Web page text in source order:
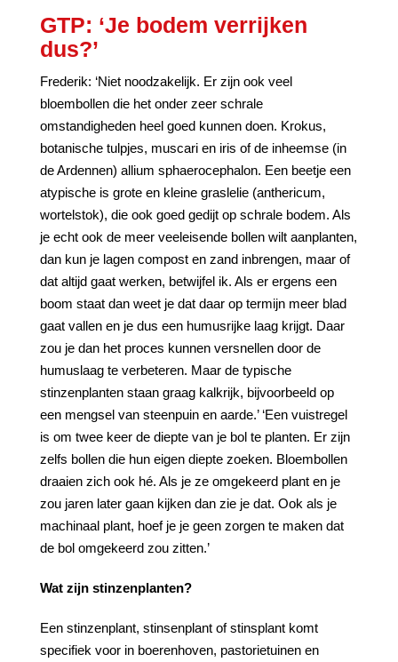
GTP: ‘Je bodem verrijken
dus?’
Frederik: ‘Niet noodzakelijk. Er zijn ook veel
bloembollen die het onder zeer schrale
omstandigheden heel goed kunnen doen. Krokus,
botanische tulpjes, muscari en iris of de inheemse (in
de Ardennen) allium sphaerocephalon. Een beetje een
atypische is grote en kleine graslelie (anthericum,
wortelstok), die ook goed gedijt op schrale bodem. Als
je echt ook de meer veeleisende bollen wilt aanplanten,
dan kun je lagen compost en zand inbrengen, maar of
dat altijd gaat werken, betwijfel ik. Als er ergens een
boom staat dan weet je dat daar op termijn meer blad
gaat vallen en je dus een humusrijke laag krijgt. Daar
zou je dan het proces kunnen versnellen door de
humuslaag te verbeteren. Maar de typische
stinzenplanten staan graag kalkrijk, bijvoorbeeld op
een mengsel van steenpuin en aarde.’ ‘Een vuistregel
is om twee keer de diepte van je bol te planten. Er zijn
zelfs bollen die hun eigen diepte zoeken. Bloembollen
draaien zich ook hé. Als je ze omgekeerd plant en je
zou jaren later gaan kijken dan zie je dat. Ook als je
machinaal plant, hoef je je geen zorgen te maken dat
de bol omgekeerd zou zitten.’
Wat zijn stinzenplanten?
Een stinzenplant, stinsenplant of stinsplant komt
specifiek voor in boerenhoven, pastorietuinen en